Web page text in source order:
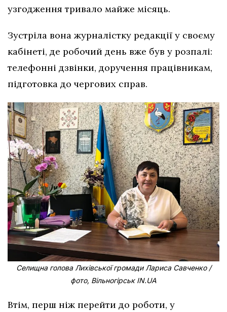
узгодження тривало майже місяць.
Зустріла вона журналістку редакції у своєму
кабінеті, де робочий день вже був у розпалі:
телефонні дзвінки, доручення працівникам,
підготовка до чергових справ.
Селищна голова Лихівської громади Лариса Савченко /
фото, Вільногірськ IN.UA
Втім, перш ніж перейти до роботи, у